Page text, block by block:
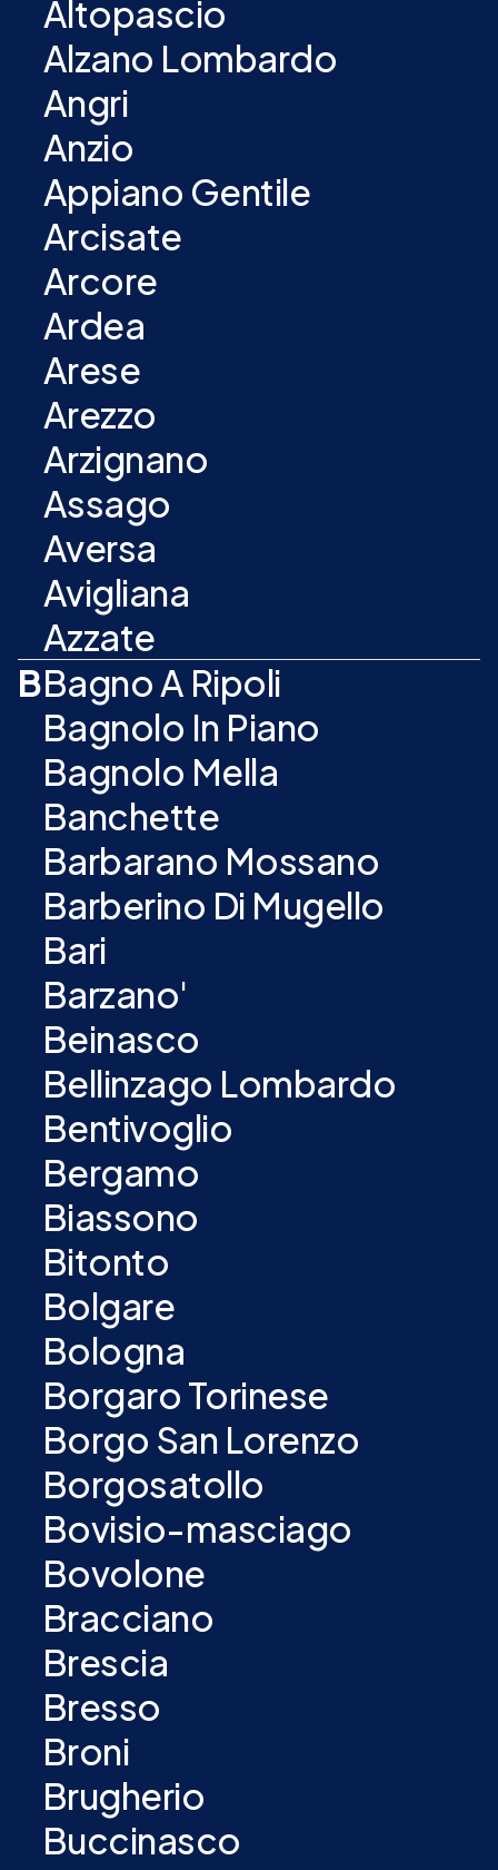
Altopascio
Alzano Lombardo
Angri
Anzio
Appiano Gentile
Arcisate
Arcore
Ardea
Arese
Arezzo
Arzignano
Assago
Aversa
Avigliana
Azzate
BBagno A Ripoli
Bagnolo In Piano
Bagnolo Mella
Banchette
Barbarano Mossano
Barberino Di Mugello
Bari
Barzano'
Beinasco
Bellinzago Lombardo
Bentivoglio
Bergamo
Biassono
Bitonto
Bolgare
Bologna
Borgaro Torinese
Borgo San Lorenzo
Borgosatollo
Bovisio-masciago
Bovolone
Bracciano
Brescia
Bresso
Broni
Brugherio
Buccinasco